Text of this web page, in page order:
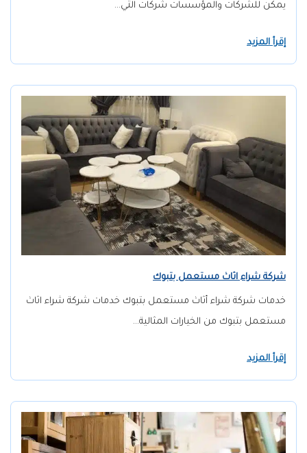
يمكن للشركات والمؤسسات شركات التي…
إقرأ المزيد
شركة شراء اثاث مستعمل بتبوك
خدمات شركة شراء أثاث مستعمل بتبوك خدمات شركة شراء اثاث
مستعمل بتبوك من الخيارات المثالية…
إقرأ المزيد